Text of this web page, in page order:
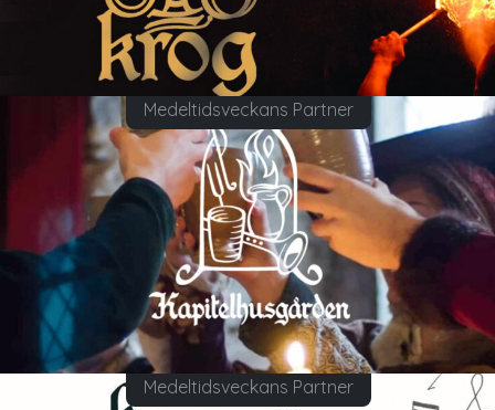
Medeltidsveckans Partner
Medeltidsveckans Partner